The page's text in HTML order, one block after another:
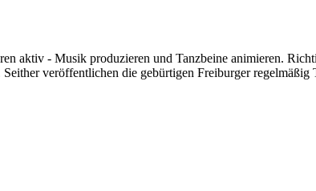
aktiv - Musik produzieren und Tanzbeine animieren.
veröffentlichen die gebürtigen Freiburger